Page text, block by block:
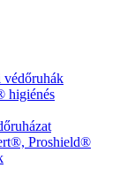
higiénés
Proshield®